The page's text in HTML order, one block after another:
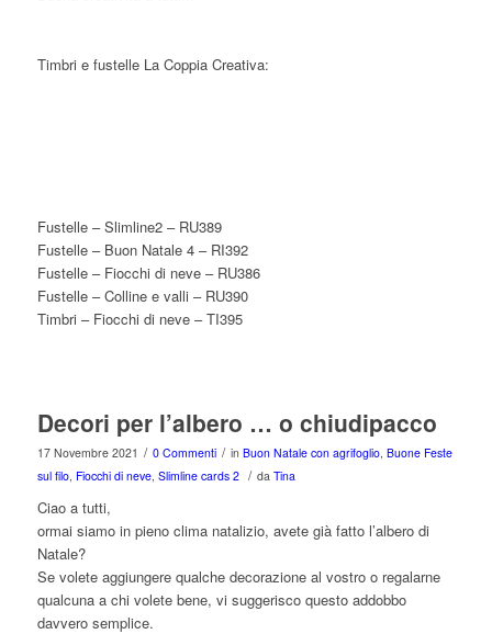
Timbri e fustelle La Coppia Creativa:
Fustelle – Slimline2 – RU389
Fustelle – Buon Natale 4 – RI392
Fustelle – Fiocchi di neve – RU386
Fustelle – Colline e valli – RU390
Timbri – Fiocchi di neve – TI395
Decori per l’albero … o chiudipacco
17 Novembre 2021 / 0 Commenti / in Buon Natale con agrifoglio, Buone Feste
sul filo, Fiocchi di neve, Slimline cards 2 / da Tina
Ciao a tutti,
ormai siamo in pieno clima natalizio, avete già fatto l’albero di
Natale?
Se volete aggiungere qualche decorazione al vostro o regalarne
qualcuna a chi volete bene, vi suggerisco questo addobbo
davvero semplice.